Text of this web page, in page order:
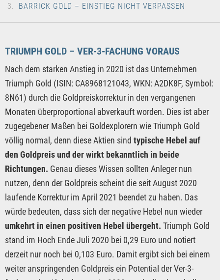
BARRICK GOLD – EINSTIEG NICHT VERPASSEN
TRIUMPH GOLD – VER-3-FACHUNG VORAUS
Nach dem starken Anstieg in 2020 ist das Unternehmen
Triumph Gold (ISIN: CA8968121043, WKN: A2DK8F, Symbol:
8N61) durch die Goldpreiskorrektur in den vergangenen
Monaten überproportional abverkauft worden. Dies ist aber
zugegebener Maßen bei Goldexplorern wie Triumph Gold
völlig normal, denn diese Aktien sind typische Hebel auf
den Goldpreis und der wirkt bekanntlich in beide
Richtungen. Genau dieses Wissen sollten Anleger nun
nutzen, denn der Goldpreis scheint die seit August 2020
laufende Korrektur im April 2021 beendet zu haben. Das
würde bedeuten, dass sich der negative Hebel nun wieder
umkehrt in einen positiven Hebel übergeht. Triumph Gold
stand im Hoch Ende Juli 2020 bei 0,29 Euro und notiert
derzeit nur noch bei 0,103 Euro. Damit ergibt sich bei einem
weiter anspringenden Goldpreis ein Potential der Ver-3-